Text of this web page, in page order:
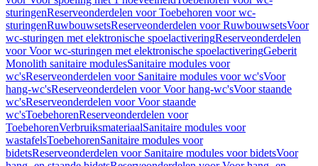
sturingenReserveonderdelen voor Toebehoren voor wc-
sturingenRuwbouwsetsReserveonderdelen voor RuwbouwsetsVoor
wc-sturingen met elektronische spoelactiveringReserveonderdelen
voor Voor wc-sturingen met elektronische spoelactiveringGeberit
Monolith sanitaire modulesSanitaire modules voor
wc'sReserveonderdelen voor Sanitaire modules voor wc'sVoor
hang-wc'sReserveonderdelen voor Voor hang-wc'sVoor staande
wc'sReserveonderdelen voor Voor staande
wc'sToebehorenReserveonderdelen voor
ToebehorenVerbruiksmateriaalSanitaire modules voor
wastafelsToebehorenSanitaire modules voor
bidetsReserveonderdelen voor Sanitaire modules voor bidetsVoor